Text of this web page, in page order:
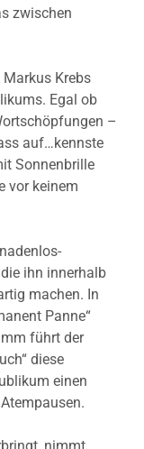
zwischen
Krebs
Egal ob
–
auf…kennste
Sonnenbrille
vor keinem
ihn innerhalb
machen. In
Panne“
führt der
diese
einen